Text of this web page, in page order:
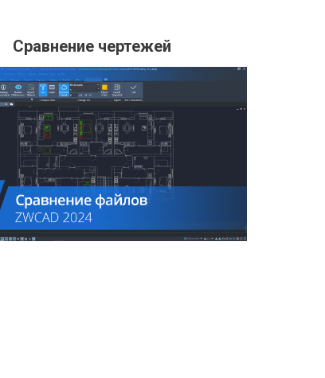
Сравнение чертежей